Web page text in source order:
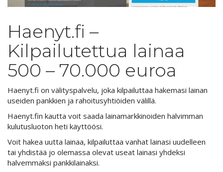
Haenyt.fi –
Kilpailutettua lainaa
500 – 70.000 euroa
Haenyt.fi on välityspalvelu, joka kilpailuttaa hakemasi lainan
useiden pankkien ja rahoitusyhtiöiden välillä.
Haenyt.fin kautta voit saada lainamarkkinoiden halvimman
kulutusluoton heti käyttöösi.
Voit hakea uutta lainaa, kilpailuttaa vanhat lainasi uudelleen
tai yhdistää jo olemassa olevat useat lainasi yhdeksi
halvemmaksi pankkilainaksi.